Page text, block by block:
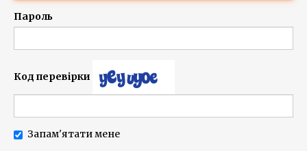
Пароль
Код перевірки
Запам'ятати мене